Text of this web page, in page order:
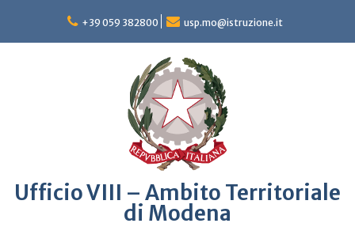
content
+39 059 382800 usp.mo@istruzione.it
Ufficio VIII – Ambito Territoriale
di Modena